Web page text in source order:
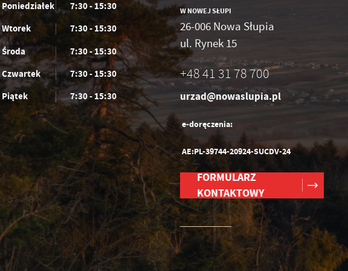
Poniedziałek
7:30 - 15:30
Wtorek
7:30 - 15:30
Środa
7:30 - 15:30
Czwartek
7:30 - 15:30
Piątek
7:30 - 15:30
W NOWEJ SŁUPI
26-006 Nowa Słupia
ul. Rynek 15
+48 41 31 78 700
urzad@nowaslupia.pl
e-doręczenia:
AE:PL-39744-20924-SUCDV-24
FORMULARZ
KONTAKTOWY
pojawić się na
oraz innych
prezentujących